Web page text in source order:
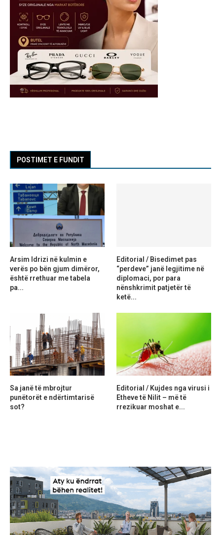
POSTIMET E FUNDIT
Arsim Idrizi në kulmin e
verës po bën gjum dimëror,
është rrethuar me tabela
pa...
Editorial / Bisedimet pas
“perdeve” janë legjitime në
diplomaci, por para
nënshkrimit patjetër të
ketë...
Sa janë të mbrojtur
punëtorët e ndërtimtarisë
sot?
Editorial / Kujdes nga virusi i
Etheve të Nilit – më të
rrezikuar moshat e...